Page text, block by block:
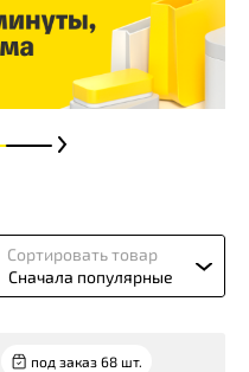
Сортировать товар
Сначала популярные
под заказ 68 шт.